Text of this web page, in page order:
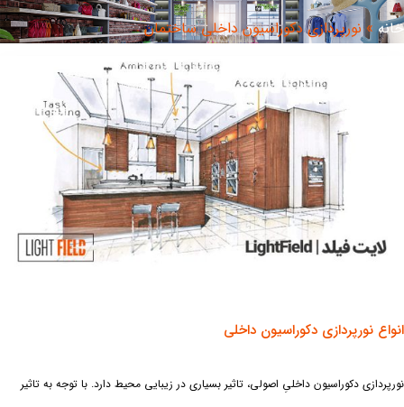
»نورپردازی دکوراسیون داخلی ساختمان
نورپردازی دکوراسیون داخلی
دکوراسیون داخلیِ اصولی، تاثیر بسیاری در زیبایی محیط دارد. با توجه به تاثیر